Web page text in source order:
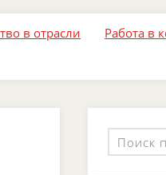
в отрасли Работа в